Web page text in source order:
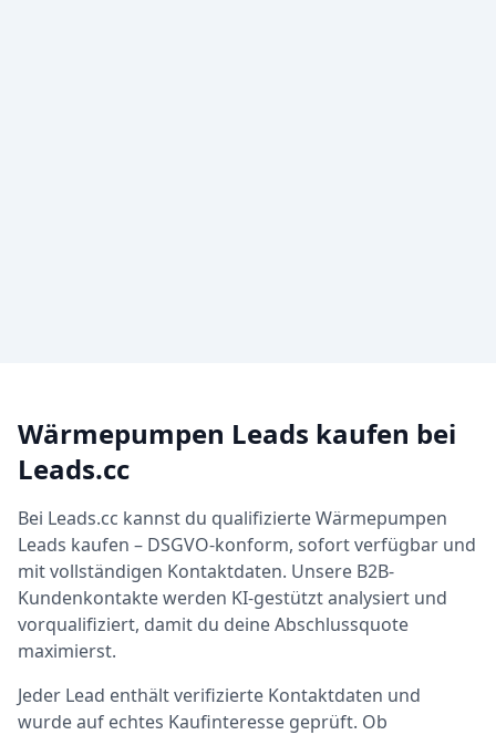
Wärmepumpen Leads kaufen bei
Leads.cc
Bei Leads.cc kannst du qualifizierte Wärmepumpen
Leads kaufen – DSGVO-konform, sofort verfügbar und
mit vollständigen Kontaktdaten. Unsere B2B-
Kundenkontakte werden KI-gestützt analysiert und
vorqualifiziert, damit du deine Abschlussquote
maximierst.
Jeder Lead enthält verifizierte Kontaktdaten und
wurde auf echtes Kaufinteresse geprüft. Ob